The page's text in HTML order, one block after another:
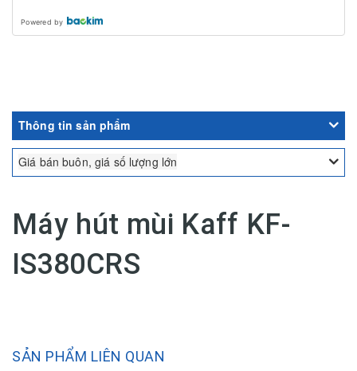
Powered by
Thông tin sản phẩm
Giá bán buôn, giá số lượng lớn
Máy hút mùi Kaff KF-
IS380CRS
SẢN PHẨM LIÊN QUAN